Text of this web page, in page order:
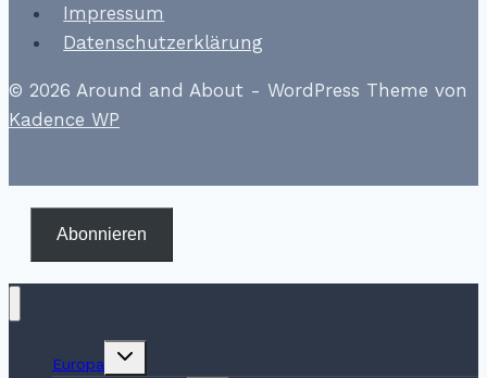
Impressum
Datenschutzerklärung
© 2026 Around and About - WordPress Theme von
Kadence WP
Abonnieren
Europa
Untermenü